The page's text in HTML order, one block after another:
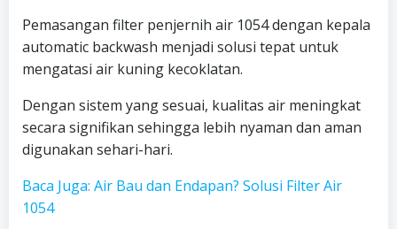
Pemasangan filter penjernih air 1054 dengan kepala
automatic backwash menjadi solusi tepat untuk
mengatasi air kuning kecoklatan.
Dengan sistem yang sesuai, kualitas air meningkat
secara signifikan sehingga lebih nyaman dan aman
digunakan sehari-hari.
Baca Juga: Air Bau dan Endapan? Solusi Filter Air
1054